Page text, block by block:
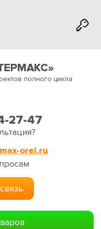
полного цикла
27-47
orel.ru